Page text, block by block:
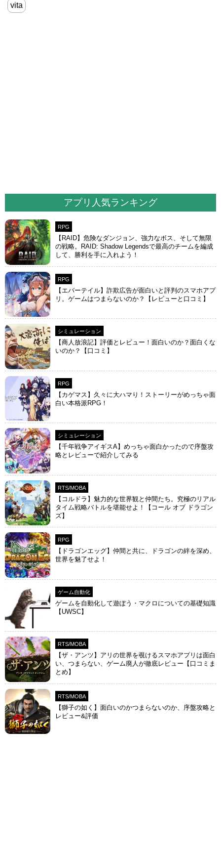
vita
アプリ人気ランキング
RPG
【RAID】危険なダンジョン、強力なボス、そして無限
の戦略。RAID: Shadow Legendsで最高のチームを編成
して、勝利を手に入れよう！
RPG
【エバーテイル】詐欺広告が面白いと評判のスマホアプ
リ。ゲームはつまらないのか？【レビューと口コミ】
シミュレーション
【商人放浪‪記】評価とレビュー！面白いのか？面白くな
いのか？【口コミ】
RPG
【カゲマス】久々に大ハマり！ストーリーがめっちゃ面
白い本格派RPG！
シミュレーション
【千年戦争アイギスA】めっちゃ面白かったので序盤攻
略とレビューで紹介してみる
RTS/MOBA
【コルドラ】魅力的な世界観と仲間たち。究極のリアル
タイム戦略バトルを堪能せよ！【コール オブ ドラゴン
ズ】
RPG
【ドラゴンエッグ】仲間と共に、ドラゴンの絆を深め、
世界を魅了せよ！
ゲーム自動化
ゲームを自動化して遊ぼう・マクロについての基礎知識
【UWSC】
RTS/MOBA
【ザ・アンツ】アリの世界を覗けるスマホアプリは面白
い、つまらない、ゲーム廃人が徹底レビュー【口コミま
とめ】
RTS/MOBA
【獅子の如く】面白いのかつまらないのか、序盤攻略と
レビュー&評価